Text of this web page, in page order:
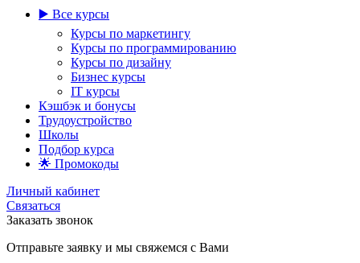
▶️ Все курсы
Курсы по маркетингу
Курсы по программированию
Курсы по дизайну
Бизнес курсы
IT курсы
Кэшбэк и бонусы
Трудоустройство
Школы
Подбор курса
🌟 Промокоды
Личный кабинет
Связаться
Заказать звонок
Отправьте заявку и мы свяжемся с Вами